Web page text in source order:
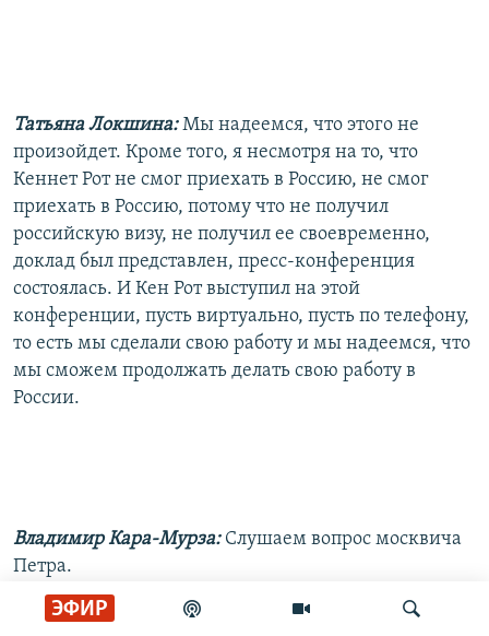
ЭФИР
Татьяна Локшина:Мы надеемся, что этого не
произойдет. Кроме того, я несмотря на то, что
Кеннет Рот не смог приехать в Россию, не смог
приехать в Россию, потому что не получил
российскую визу, не получил ее своевременно,
доклад был представлен, пресс-конференция
состоялась. И Кен Рот выступил на этой
конференции, пусть виртуально, пусть по телефону,
то есть мы сделали свою работу и мы надеемся, что
мы сможем продолжать делать свою работу в
России.
Владимир Кара-Мурза: Слушаем вопрос москвича
Петра.